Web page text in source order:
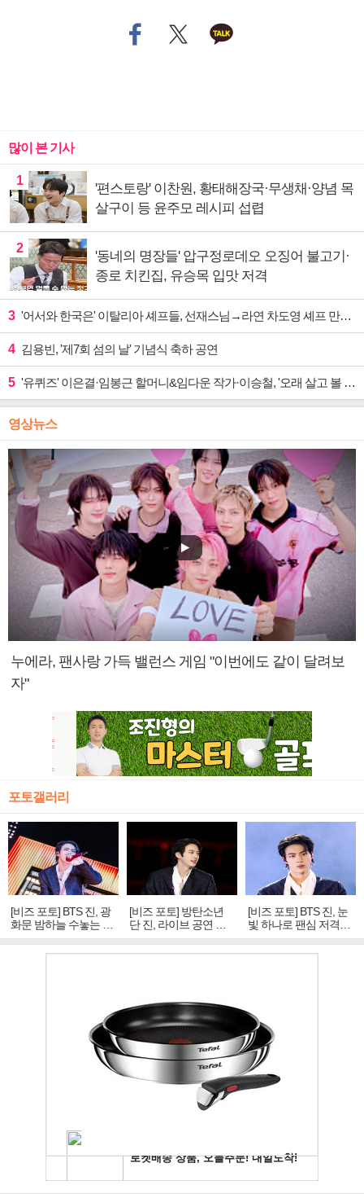
많이 본 기사
1
'편스토랑' 이찬원, 황태해장국·무생채·양념 목
살구이 등 윤주모 레시피 섭렵
2
'동네의 명장들' 압구정로데오 오징어 불고기·
종로 치킨집, 유승목 입맛 저격
3 '어서와 한국은' 이탈리아 셰프들, 선재스님→라연 차도영 셰프 만난다
4 김용빈, '제7회 섬의 날' 기념식 축하 공연
5 '유퀴즈' 이은결·임봉근 할머니&임다운 작가·이승철, '오래 살고 볼 일' 특집 출격
영상뉴스
누에라, 팬사랑 가득 밸런스 게임 "이번에도 같이 달려보
자"
포토갤러리
[비즈 포토] BTS 진, 광
화문 밤하늘 수놓는 '비
주얼 킹'의 열창
[비즈 포토] 방탄소년
단 진, 라이브 공연 중
빛나는 독보적 아우라
[비즈 포토] BTS 진, 눈
빛 하나로 팬심 저격…
독보적 카리스마